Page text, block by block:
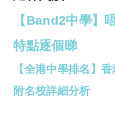
【Band2中學】
特點逐個睇
【全港中學排名】
附名校詳細分析